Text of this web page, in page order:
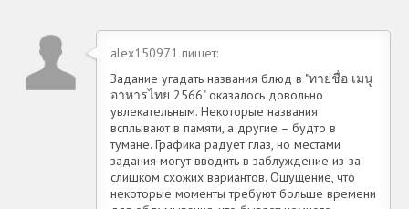
alex150971 пишет:
Задание угадать названия блюд в "ทายชื่อ เมนู
อาหารไทย 2566" оказалось довольно
увлекательным. Некоторые названия
всплывают в памяти, а другие – будто в
тумане. Графика радует глаз, но местами
задания могут вводить в заблуждение из-за
слишком схожих вариантов. Ощущение, что
некоторые моменты требуют больше времени